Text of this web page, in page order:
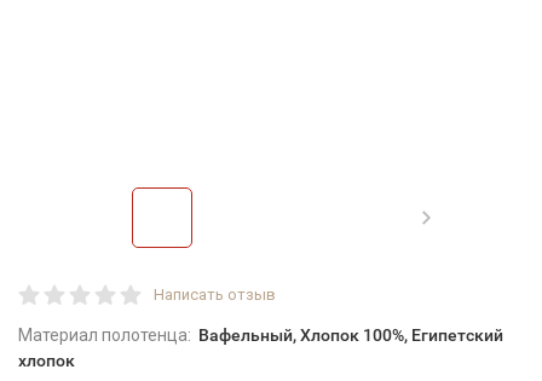
Написать отзыв
Материал полотенца: Вафельный, Хлопок 100%, Египетский
хлопок